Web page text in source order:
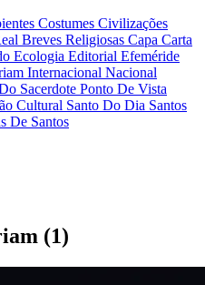
Costumes Civilizações
Breves Religiosas Capa Carta
Ecologia Editorial Efeméride
Internacional Nacional
Sacerdote Ponto De Vista
Cultural Santo Do Dia Santos
De Santos
(1)